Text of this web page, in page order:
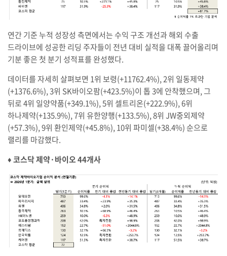
연간 기준 누적 성장성 측면에서는 수익 구조 개선과 해외 수출
드라이브에 성공한 리딩 주자들이 전년 대비 실적을 대폭 끌어올리며
기분 좋은 첫 분기 성적표를 완성했다.
데이터를 자세히 살펴보면 1위 보령(+11762.4%), 2위 일동제약
(+1376.6%), 3위 SK바이오팜(+423.5%)이 톱 3에 안착했으며, 그
뒤로 4위 일양약품(+349.1%), 5위 셀트리온(+222.9%), 6위
하나제약(+135.9%), 7위 유한양행(+133.5%), 8위 JW중외제약
(+57.3%), 9위 환인제약(+45.8%), 10위 파미셀(+38.4%) 순으로
랠리를 마감했다.
♦︎ 코스닥 제약·바이오 44개사